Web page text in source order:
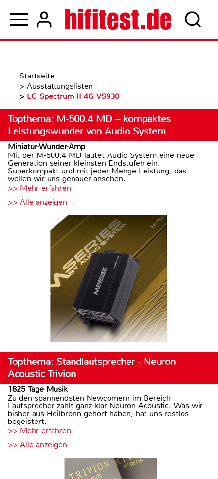
Startseite
> Ausstattungslisten
> LG Spectrum II 4G VS930
Topthema: M-500.4 MD – kompaktes
Leistungswunder von Audio System
Miniatur-Wunder-Amp
Mit der M-500.4 MD läutet Audio System eine neue
Generation seiner kleinsten Endstufen ein.
Superkompakt und mit jeder Menge Leistung, das
wollen wir uns genauer ansehen.
>> Mehr erfahren
>> Alle anzeigen
Topthema: Standlautsprecher · Neuron
Acoustic Trivion
1825 Tage Musik
Zu den spannendsten Newcomern im Bereich
Lautsprecher zählt ganz klar Neuron Acoustic. Was wir
bisher aus Heilbronn gehört haben, hat uns restlos
begeistert.
>> Mehr erfahren
>> Alle anzeigen